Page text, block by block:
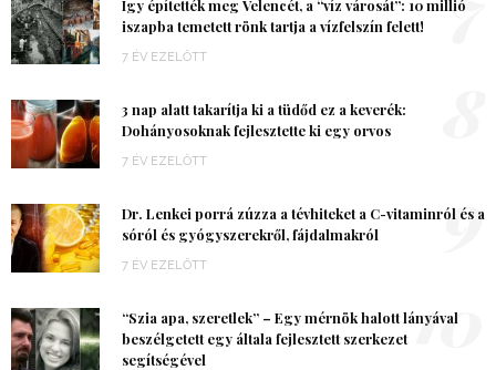
Így építették meg Velencét, a “víz városát”: 10 millió
iszapba temetett rönk tartja a vízfelszín felett!
7 ÉV EZELŐTT
3 nap alatt takarítja ki a tüdőd ez a keverék:
Dohányosoknak fejlesztette ki egy orvos
7 ÉV EZELŐTT
Dr. Lenkei porrá zúzza a tévhiteket a C-vitaminról és a
sóról és gyógyszerekről, fájdalmakról
7 ÉV EZELŐTT
9
“Szia apa, szeretlek” – Egy mérnök halott lányával
beszélgetett egy általa fejlesztett szerkezet
segítségével
10